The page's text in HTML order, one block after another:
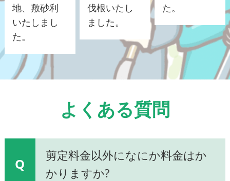
地、敷砂利
いたしまし
た。
伐根いたし
ました。
た。
よくある質問
Q
剪定料金以外になにか料金はか
かりますか?